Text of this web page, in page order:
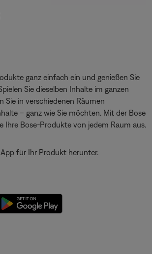
ganz einfach ein und genießen Sie
Sie dieselben Inhalte im ganzen
Sie in verschiedenen Räumen
– ganz wie Sie möchten. Mit der Bose
Ihre Bose-Produkte von jedem Raum aus.
für Ihr Produkt herunter.